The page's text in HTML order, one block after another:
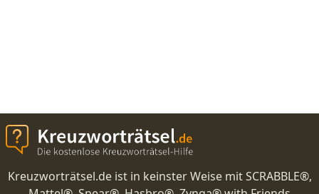
Kreuzworträtsel.de ist in keinster Weise mit SCRABBLE®,